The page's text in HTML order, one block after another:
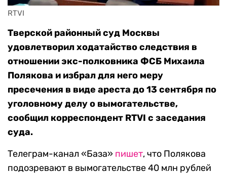
RTVI
Тверской районный суд Москвы
удовлетворил ходатайство следствия в
отношении экс-полковника ФСБ Михаила
Полякова и избрал для него меру
пресечения в виде ареста до 13 сентября по
уголовному делу о вымогательстве,
сообщил корреспондент RTVI с заседания
суда.
Телеграм-канал «База» пишет, что Полякова
подозревают в вымогательстве 40 млн рублей